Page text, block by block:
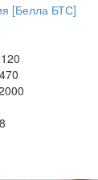
[Белла БТС]